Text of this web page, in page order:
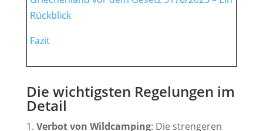
Rückblick
Fazit
Die wichtigsten Regelungen im
Detail
Verbot von Wildcamping: Die strengeren